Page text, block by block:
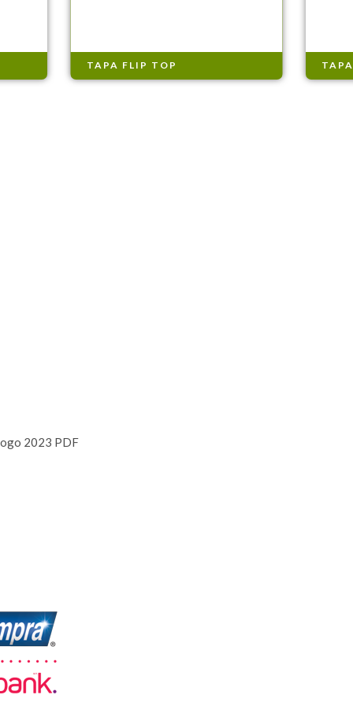
TAPA FLIP TOP
2023 PDF